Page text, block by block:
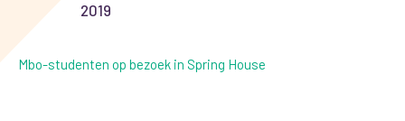
2019
Mbo-studenten op bezoek in Spring House